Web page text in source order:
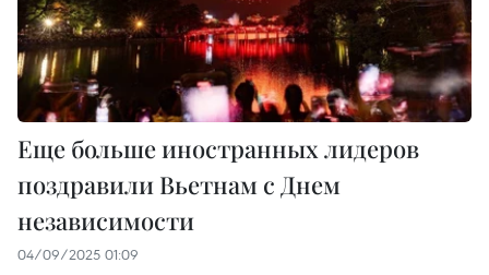
Еще больше иностранных лидеров
поздравили Вьетнам с Днем
независимости
04/09/2025 01:09